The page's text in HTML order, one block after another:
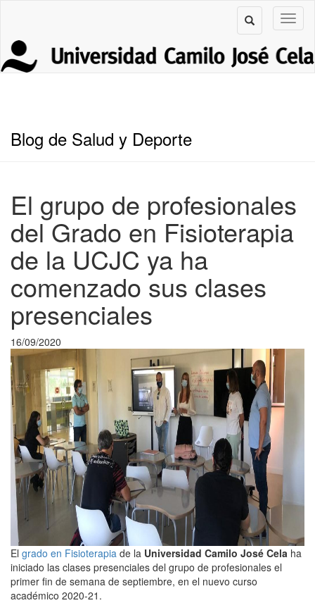
Blog de Salud y Deporte
El grupo de profesionales
del Grado en Fisioterapia
de la UCJC ya ha
comenzado sus clases
presenciales
16/09/2020
El grado en Fisioterapia de la Universidad Camilo José Cela ha
iniciado las clases presenciales del grupo de profesionales el
primer fin de semana de septiembre, en el nuevo curso
académico 2020-21.